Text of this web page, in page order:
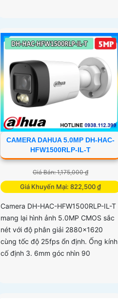
CAMERA DAHUA 5.0MP DH-HAC-
HFW1500RLP-IL-T
Giá Bán: 1,175,000 ₫
Giá Khuyến Mại: 822,500 ₫
Camera DH-HAC-HFW1500RLP-IL-T
mang lại hình ảnh 5.0MP CMOS sắc
nét với độ phân giải 2880×1620
cùng tốc độ 25fps ổn định. Ống kính
cố định 3. 6mm góc nhìn 90